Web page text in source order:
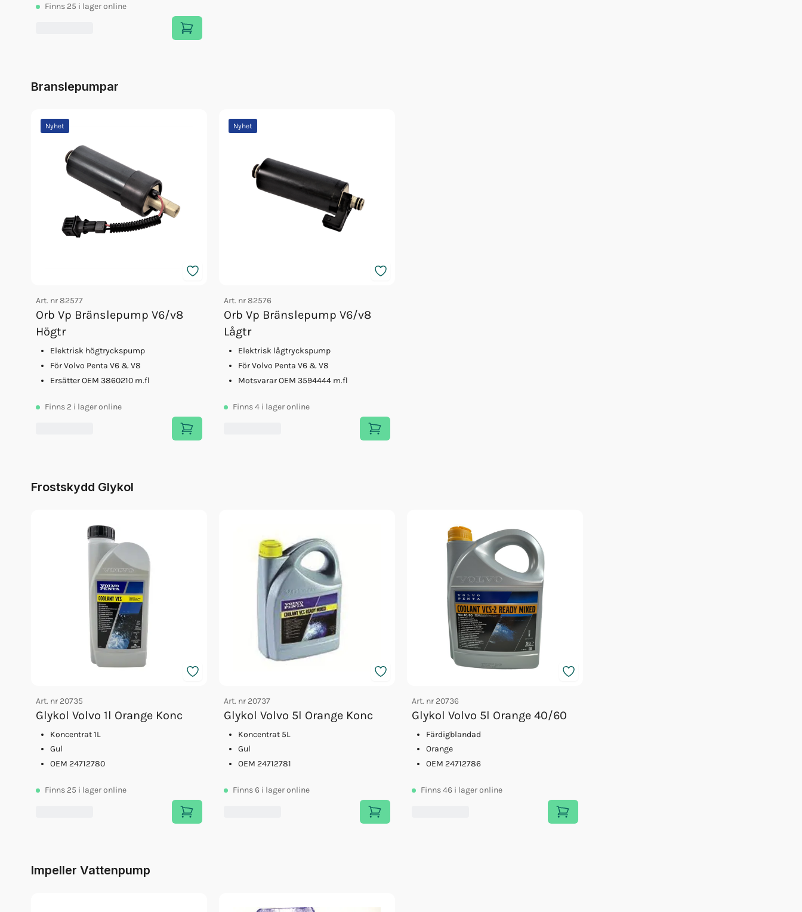
Finns 25 i lager online
Branslepumpar
Nyhet
Art. nr82577
Orb Vp Bränslepump V6/v8
Högtr
Elektrisk högtryckspump
För Volvo Penta V6 & V8
Ersätter OEM 3860210 m.fl
Finns 2 i lager online
Nyhet
Art. nr82576
Orb Vp Bränslepump V6/v8
Lågtr
Elektrisk lågtryckspump
För Volvo Penta V6 & V8
Motsvarar OEM 3594444 m.fl
Finns4 i lager online
Frostskydd Glykol
Art. nr 20735
Glykol Volvo 1l Orange Konc
Koncentrat 1L
Gul
OEM 24712780
Finns 25 i lager online
Art. nr 20737
Glykol Volvo 5l Orange Konc
Koncentrat 5L
Gul
OEM 24712781
Finns6 i lager online
Art. nr 20736
Glykol Volvo 5l Orange 40/60
Färdigblandad
Orange
OEM 24712786
Finns46 i lager online
Impeller Vattenpump